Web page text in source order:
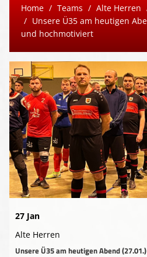
Vereinsnews
Verein
Teams
Sponsoren
Downloads
Presse-Archiv
Anmeldung
Home Teams Alte Herren
Unsere Ü35 am heutigen
und hochmotiviert
27 Jan
Alte Herren
Unsere Ü35 am heutigen Abend